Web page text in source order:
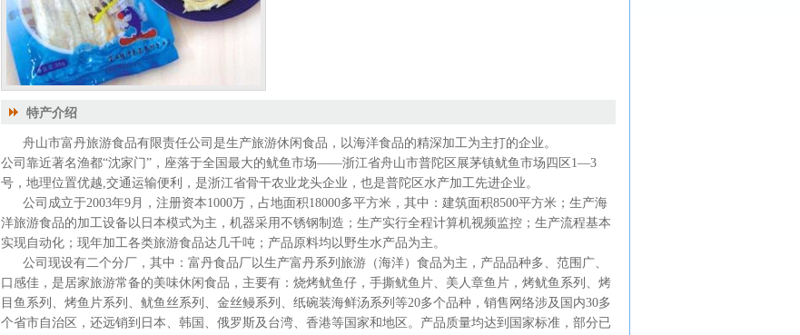
特产介绍
舟山市富丹旅游食品有限责任公司是生产旅游休闲食品，以海洋食品的精深加工为主打的企业。
公司靠近著名渔都“沈家门”，座落于全国最大的鱿鱼市场——浙江省舟山市普陀区展茅镇鱿鱼市场四区1—3
号，地理位置优越,交通运输便利，是浙江省骨干农业龙头企业，也是普陀区水产加工先进企业。
公司成立于2003年9月，注册资本1000万，占地面积18000多平方米，其中：建筑面积8500平方米；生产海
洋旅游食品的加工设备以日本模式为主，机器采用不锈钢制造；生产实行全程计算机视频监控；生产流程基本
实现自动化；现年加工各类旅游食品达几千吨；产品原料均以野生水产品为主。
公司现设有二个分厂，其中：富丹食品厂以生产富丹系列旅游（海洋）食品为主，产品品种多、范围广、
口感佳，是居家旅游常备的美味休闲食品，主要有：烧烤鱿鱼仔，手撕鱿鱼片、美人章鱼片，烤鱿鱼系列、烤
目鱼系列、烤鱼片系列、鱿鱼丝系列、金丝鳗系列、纸碗装海鲜汤系列等20多个品种，销售网络涉及国内30多
个省市自治区，还远销到日本、韩国、俄罗斯及台湾、香港等国家和地区。产品质量均达到国家标准，部分已